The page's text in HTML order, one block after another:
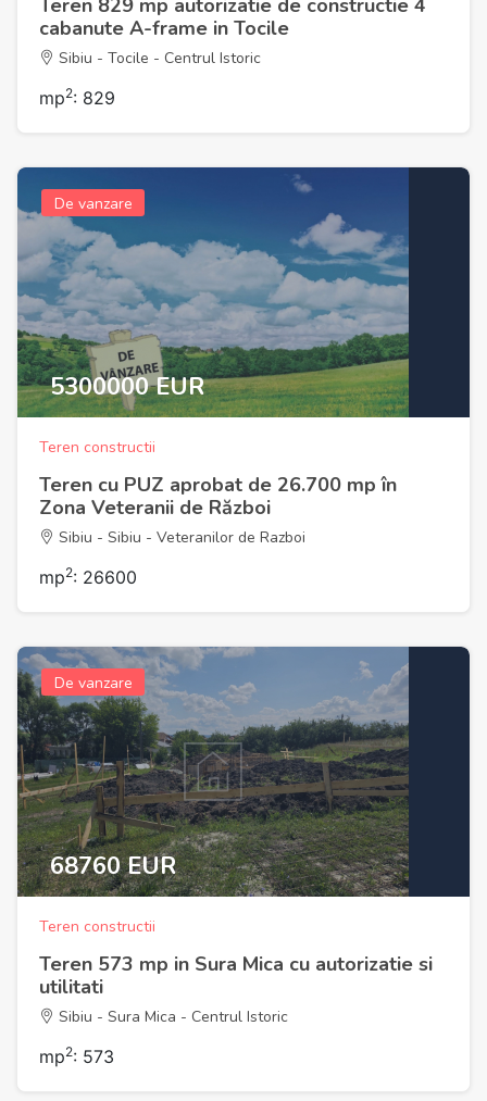
Teren 829 mp autorizatie de constructie 4
cabanute A-frame in Tocile
Sibiu - Tocile - Centrul Istoric
mp2: 829
De vanzare
5300000 EUR
Teren constructii
Teren cu PUZ aprobat de 26.700 mp în
Zona Veteranii de Război
Sibiu - Sibiu - Veteranilor de Razboi
mp2: 26600
De vanzare
68760 EUR
Teren constructii
Teren 573 mp in Sura Mica cu autorizatie si
utilitati
Sibiu - Sura Mica - Centrul Istoric
mp2: 573